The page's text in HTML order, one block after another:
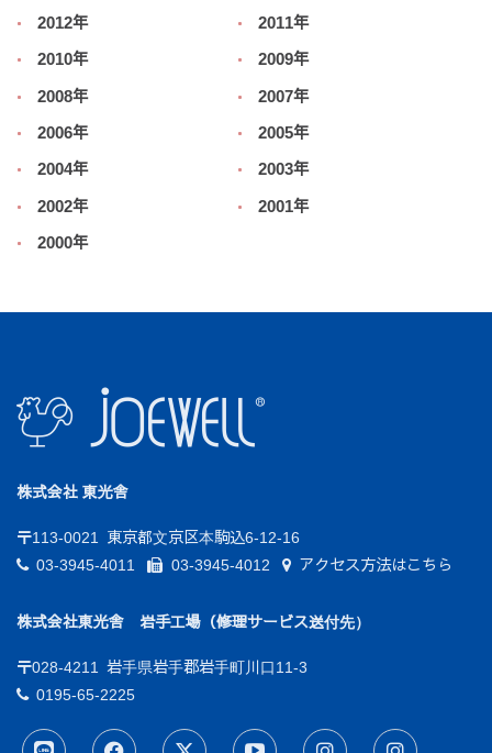
2012年 2011年
2010年 2009年
2008年 2007年
2006年 2005年
2004年 2003年
2002年 2001年
2000年
株式会社 東光舎
〒113-0021
東京都文京区本駒込6-12-16
03-3945-4011
03-3945-4012 アクセス方法はこちら
株式会社東光舎 岩手工場（修理サービス送付先）
〒028-4211
岩手県岩手郡岩手町川口11-3
0195-65-2225